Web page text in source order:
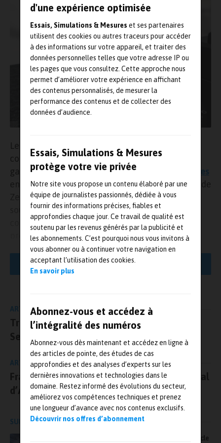
d'une expérience optimisée
Essais, Simulations & Mesures et ses partenaires
utilisent des cookies ou autres traceurs pour accéder
à des informations sur votre appareil, et traiter des
données personnelles telles que votre adresse IP ou
les pages que vous consultez. Cette approche nous
permet d’améliorer votre expérience en affichant
des contenus personnalisés, de mesurer la
performance des contenus et de collecter des
données d’audience.
Essais, Simulations & Mesures
protège votre vie privée
Notre site vous propose un contenu élaboré par une
équipe de journalistes passionnés, dédiée à vous
fournir des informations précises, fiables et
approfondies chaque jour. Ce travail de qualité est
soutenu par les revenus générés par la publicité et
les abonnements. C’est pourquoi nous vous invitons à
vous abonner ou à continuer votre navigation en
acceptant l’utilisation des cookies.
En savoir plus
Abonnez-vous et accédez à
l’intégralité des numéros
Abonnez-vous dès maintenant et accédez en ligne à
des articles de pointe, des études de cas
approfondies et des analyses d’experts sur les
dernières innovations et technologies dans le
domaine. Restez informé des évolutions du secteur,
améliorez vos compétences techniques et prenez
une longueur d’avance avec nos contenus exclusifs.
Découvrir nos offres d’abonnement
Le leader en métrologie industrielle
continue de poursuivre le développement de sa
gamme demachines à mesurer tridimensionnelles
en sortant cette année une nouvelle génération de
Zeiss Prismo qui améliore la vitesse et la
souplesse d’utilisation, tout en réduisant la
consommation d’énergie et en conservant une
précision maximale.
Un des nouveaux modèles, Prismo fortis, est même spécialement
conçu pour les applications
en fonctionnement lors dusalon Siane 2023, sur le stand Zeiss
B109, du 17 au 19 octobre 2023 au Meett de Toulouse.
Axer les nouvelles Zeiss Prismo sur la
rapidité
En plus du mode « Acceleration », les nouvelles
Zeiss Prismo
peuvent être combinés avec l’option Vast qui définit l’axe de la
table rotative de près de 75% plus vite. L’ergonomie est
également améliorée par le nouveau design du panneau de
contrôle et de la face avant qui facilite le chargement de pièces
LIRE LA SUITE
ARTICLE PRÉCÉDENT
Trescal fait l’acquisition de l’Italien Quality
Service
ARTICLE SUIVANT
François Deudon devient le directeur général
d’AVSimulation, groupe Sogeclair
SUR LE MÊME SUJET
Manufacturing Quality Pack : boucler la boucle